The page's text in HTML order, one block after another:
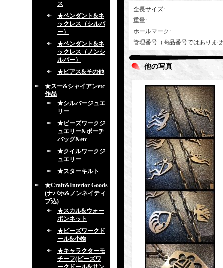
ス
★ペンダント&ネ
ックレス（シルバ
ー）
★ペンダント&ネ
ックレス（ノンシ
ルバー）
★ピアス&その他
★スー&シャイアンetc
作品
★シルバージュエ
リー
★ビーズワークジ
ュエリー&ポーチ
バッグ&etc
★クイルワークジ
ュエリー
★スターキルト
★Craft&Interior Goods
(ナバホ&ノンネイティ
ブ込)
★スカル&ウォー
ボンネット
★ビーズワークド
ール&小物
★キャラクターモ
チーフ(ビーズワ
ークドール&サン
全長サイズ:
重量:
ホールマーク :
管理番号（商品番号ではありま
他の写真